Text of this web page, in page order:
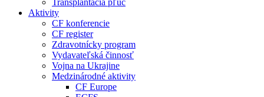
Transplantácia pľúc
Aktivity
CF konferencie
CF register
Zdravotnícky program
Vydavateľská činnosť
Vojna na Ukrajine
Medzinárodné aktivity
CF Europe